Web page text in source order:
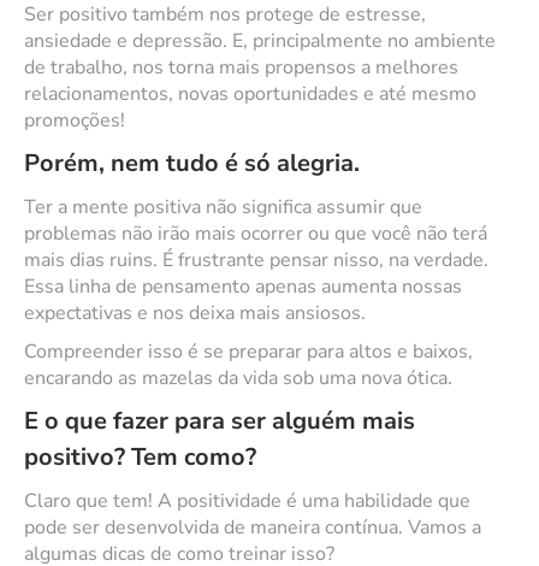
Ser positivo também nos protege de estresse,
ansiedade e depressão. E, principalmente no ambiente
de trabalho, nos torna mais propensos a melhores
relacionamentos, novas oportunidades e até mesmo
promoções!
Porém, nem tudo é só alegria.
Ter a mente positiva não significa assumir que
problemas não irão mais ocorrer ou que você não terá
mais dias ruins. É frustrante pensar nisso, na verdade.
Essa linha de pensamento apenas aumenta nossas
expectativas e nos deixa mais ansiosos.
Compreender isso é se preparar para altos e baixos,
encarando as mazelas da vida sob uma nova ótica.
E o que fazer para ser alguém mais
positivo? Tem como?
Claro que tem! A positividade é uma habilidade que
pode ser desenvolvida de maneira contínua. Vamos a
algumas dicas de como treinar isso?